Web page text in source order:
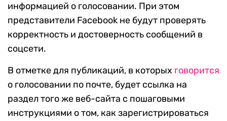
информацией о голосовании. При этом
представители Facebook не будут проверять
корректность и достоверность сообщений в
соцсети.
В отметке для публикаций, в которых говорится
о голосовании по почте, будет ссылка на
раздел того же веб-сайта с пошаговыми
инструкциями о том, как зарегистрироваться